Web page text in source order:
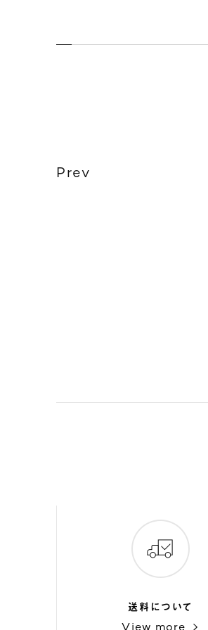
Prev
送料について